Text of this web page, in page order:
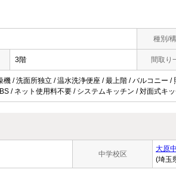
種別/
3階 間取り
/ 洗面所独立 / 温水洗浄便座 / 最上階 / バルコニー
/ ネット使用料不要 / システムキッチン / 対面式キ
中学校区
大原
(埼玉